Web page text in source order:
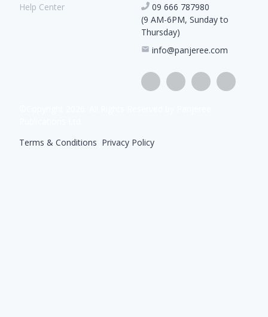
Help Center
09 666 787980
(9 AM-6PM, Sunday to
Thursday)
info@panjeree.com
Terms & Conditions Privacy Policy